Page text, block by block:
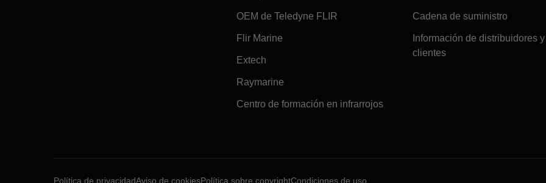
OEM de Teledyne FLIR
Flir Marine
Extech
Raymarine
Centro de formación en infrarrojos
Cadena de suministro
Información de distribuidores y
clientes
Política de privacidadAviso de cookiesPolítica sobre copyrightCondiciones de uso